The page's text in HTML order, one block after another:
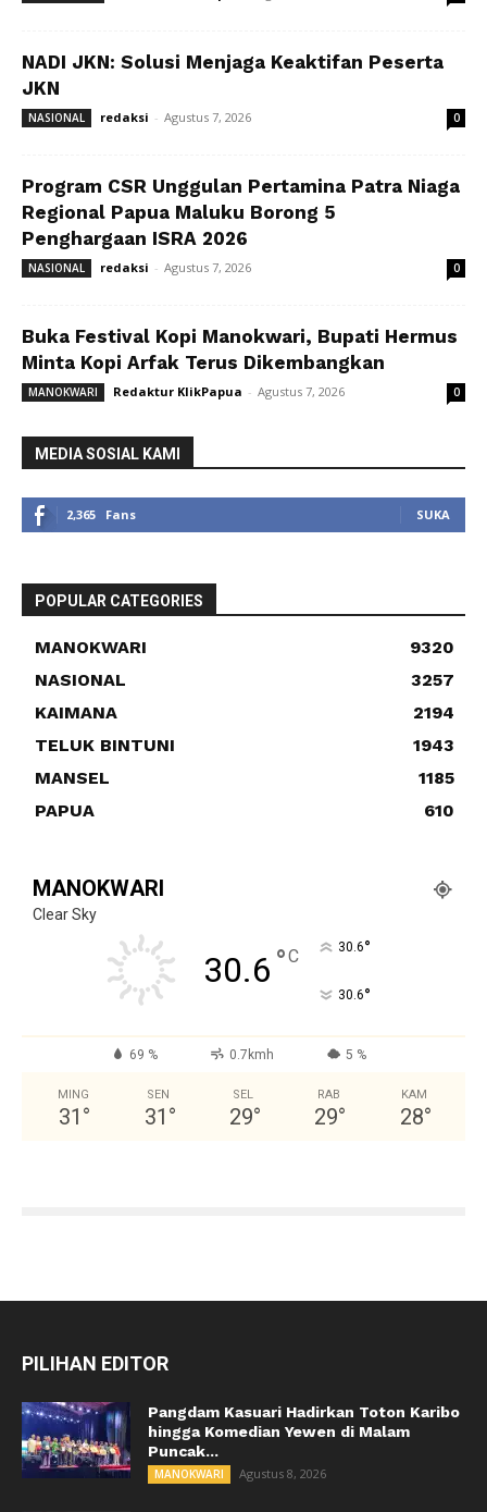
NADI JKN: Solusi Menjaga Keaktifan Peserta
JKN
NASIONAL redaksi - Agustus 7, 2026 0
Program CSR Unggulan Pertamina Patra Niaga
Regional Papua Maluku Borong 5
Penghargaan ISRA 2026
NASIONAL redaksi - Agustus 7, 2026 0
Buka Festival Kopi Manokwari, Bupati Hermus
Minta Kopi Arfak Terus Dikembangkan
MANOKWARI Redaktur KlikPapua - Agustus 7, 2026 0
MEDIA SOSIAL KAMI
2,365 Fans SUKA
POPULAR CATEGORIES
MANOKWARI
9320
NASIONAL
3257
KAIMANA
2194
TELUK BINTUNI
1943
MANSEL
1185
PAPUA
610
MANOKWARI
Clear Sky
30.6 °C 30.6°
30.6°
69 % 0.7kmh 5 %
MING
31 °
SEN
31 °
SEL
29°
RAB
29°
KAM
28°
PILIHAN EDITOR
Pangdam Kasuari Hadirkan Toton Karibo
hingga Komedian Yewen di Malam
Puncak...
MANOKWARI Agustus 8, 2026